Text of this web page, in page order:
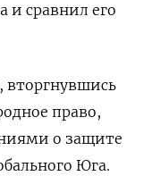
и сравнил его
вторгнувшись
право,
о защите
Юга.